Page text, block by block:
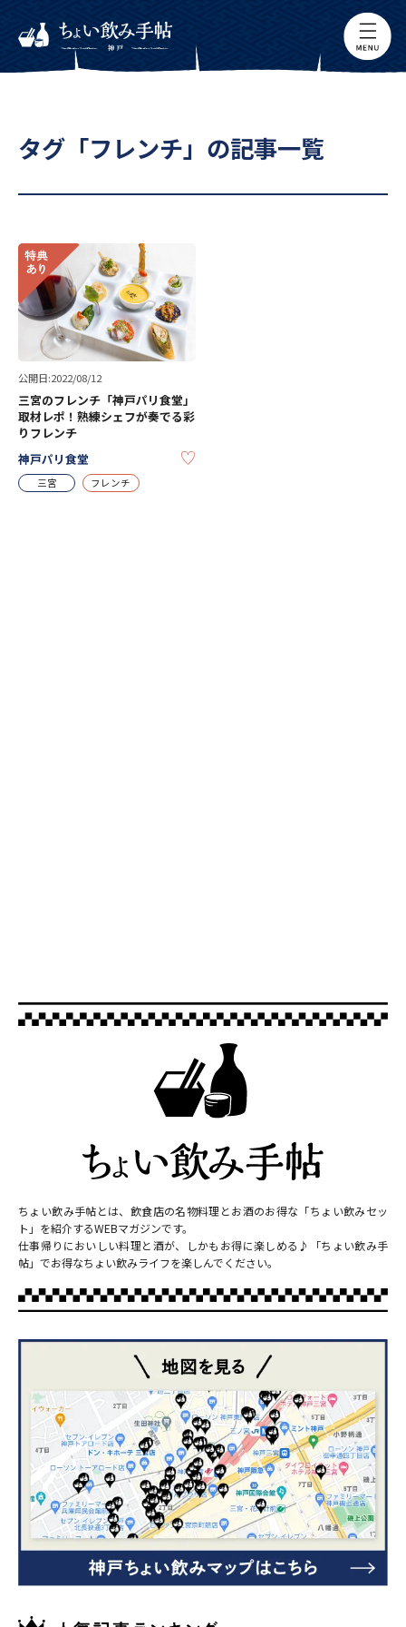
タグ「フレンチ」の記事一覧
公開日:2022/08/12
三宮のフレンチ「神戸パリ食堂」
取材レポ！熟練シェフが奏でる彩
りフレンチ
神戸パリ食堂
三宮 フレンチ
ちょい飲み手帖とは、飲食店の名物料理とお酒のお得な「ちょい飲みセッ
ト」を紹介するWEBマガジンです。
仕事帰りにおいしい料理と酒が、しかもお得に楽しめる♪「ちょい飲み手
帖」でお得なちょい飲みライフを楽しんでください。